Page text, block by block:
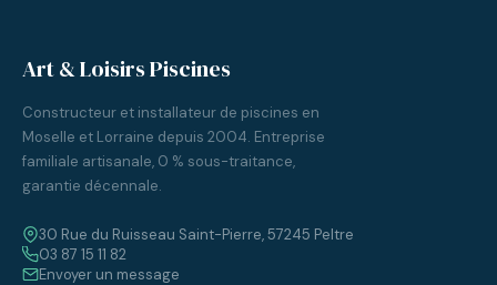
Art & Loisirs Piscines
Constructeur et installateur de piscines en
Moselle et Lorraine depuis 2004. Entreprise
familiale artisanale, 0 % sous-traitance,
garantie décennale.
30 Rue du Ruisseau Saint-Pierre, 57245 Peltre
03 87 15 11 82
Envoyer un message